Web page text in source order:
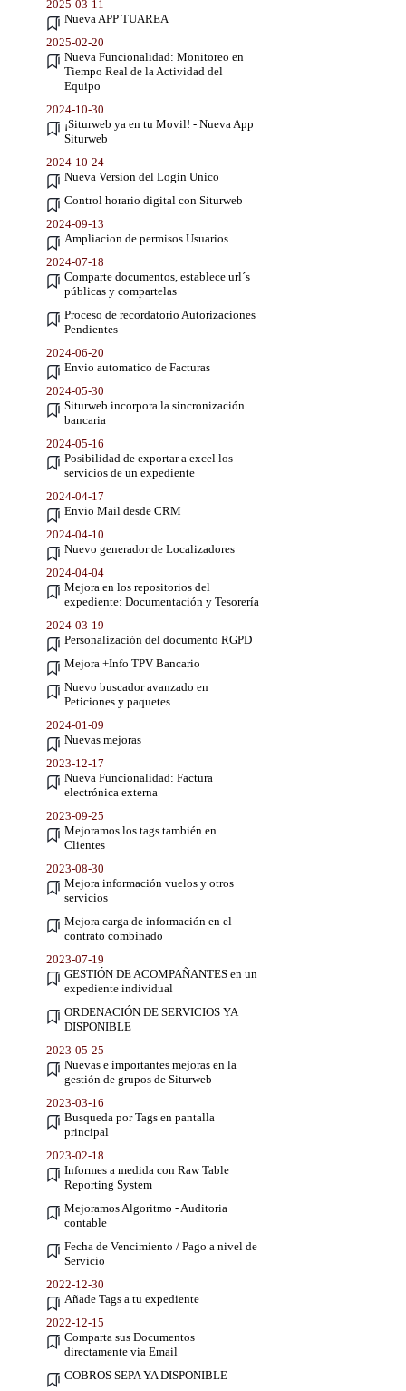
2025-03-11
Nueva APP TUAREA
2025-02-20
Nueva Funcionalidad: Monitoreo en
Tiempo Real de la Actividad del
Equipo
2024-10-30
¡Siturweb ya en tu Movil! - Nueva App
Siturweb
2024-10-24
Nueva Version del Login Unico
Control horario digital con Siturweb
2024-09-13
Ampliacion de permisos Usuarios
2024-07-18
Comparte documentos, establece url´s
públicas y compartelas
Proceso de recordatorio Autorizaciones
Pendientes
2024-06-20
Envio automatico de Facturas
2024-05-30
Siturweb incorpora la sincronización
bancaria
2024-05-16
Posibilidad de exportar a excel los
servicios de un expediente
2024-04-17
Envio Mail desde CRM
2024-04-10
Nuevo generador de Localizadores
2024-04-04
Mejora en los repositorios del
expediente: Documentación y Tesorería
2024-03-19
Personalización del documento RGPD
Mejora +Info TPV Bancario
Nuevo buscador avanzado en
Peticiones y paquetes
2024-01-09
Nuevas mejoras
2023-12-17
Nueva Funcionalidad: Factura
electrónica externa
2023-09-25
Mejoramos los tags también en
Clientes
2023-08-30
Mejora información vuelos y otros
servicios
Mejora carga de información en el
contrato combinado
2023-07-19
GESTIÓN DE ACOMPAÑANTES en un
expediente individual
ORDENACIÓN DE SERVICIOS YA
DISPONIBLE
2023-05-25
Nuevas e importantes mejoras en la
gestión de grupos de Siturweb
2023-03-16
Busqueda por Tags en pantalla
principal
2023-02-18
Informes a medida con Raw Table
Reporting System
Mejoramos Algoritmo - Auditoria
contable
Fecha de Vencimiento / Pago a nivel de
Servicio
2022-12-30
Añade Tags a tu expediente
2022-12-15
Comparta sus Documentos
directamente via Email
COBROS SEPA YA DISPONIBLE